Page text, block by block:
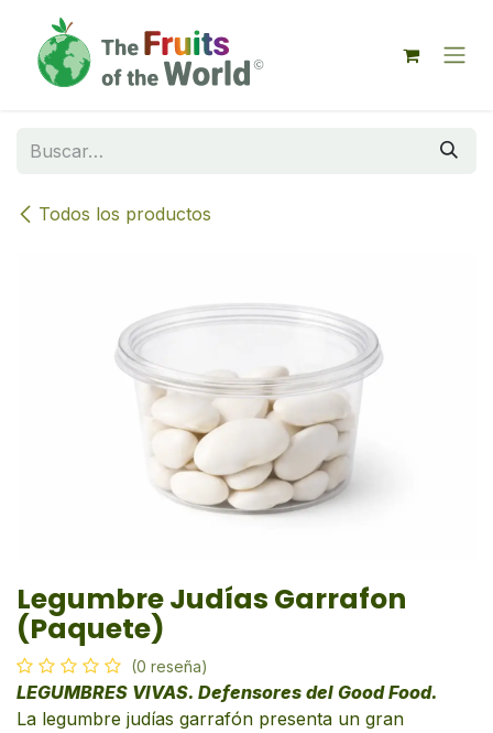
Todos los productos
Legumbre Judías Garrafon
(Paquete)
(0 reseña)
LEGUMBRES VIVAS. Defensores del Good Food.
La legumbre judías garrafón presenta un gran